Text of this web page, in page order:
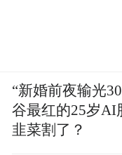
“新婚前夜输光
谷最红的25岁AI
韭菜割了？